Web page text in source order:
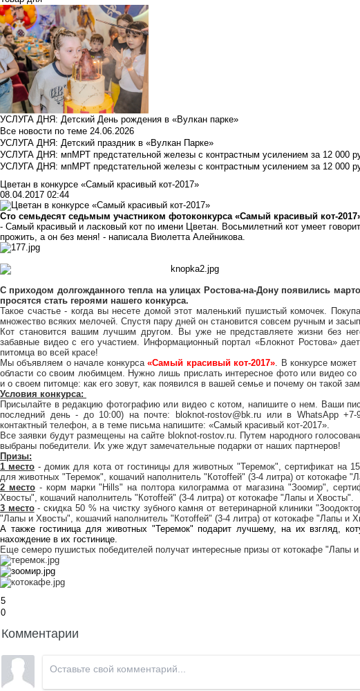
УСЛУГА ДНЯ: Детский День рождения в «Вулкан парке»
Все новости по теме 24.06.2026
УСЛУГА ДНЯ: Детский праздник в «Вулкан Парке»
УСЛУГА ДНЯ: мпМРТ предстательной железы с контрастным усилением за 12 000
УСЛУГА ДНЯ: мпМРТ предстательной железы с контрастным усилением за 12 000
Цветан в конкурсе «Самый красивый кот-2017»
08.04.2017 02:44
Сто семьдесят седьмым участником фотоконкурса «Самый красивый кот-
- Самый красивый и ласковый кот по имени Цветан. Восьмилетний кот умеет
прожить, а он без меня! - написала Виолетта Алейникова.
С приходом долгожданного тепла на улицах Ростова-на-Дону появились
просятся стать героями нашего конкурса.
Такое счастье - когда вы несете домой этот маленький пушистый комочек.
множество всяких мелочей. Спустя пару дней он становится совсем ручным и
Кот становится вашим лучшим другом. Вы уже не представляете жизни без
забавные видео с его участием. Информационный портал «Блокнот Ростова»
питомца во всей красе!
Мы объявляем о начале конкурса«Самый красивый кот-2017». В конкурсе может
области со своим любимцем. Нужно лишь прислать интересное фото или видео
и о своем питомце: как его зовут, как появился в вашей семье и почему он такой
Условия конкурса:
Присылайте в редакцию фотографию или видео с котом, напишите о нем. Ваши
последний день - до 10:00) на почте:
bloknot-rostov@bk.ruили в WhatsApp +7-
контактный телефон, а в теме письма напишите: «Самый красивый кот-2017».
Все заявки будут размещены на сайте bloknot-rostov.ru. Путем народного
выбраны победители. Их уже ждут замечательные подарки от наших партнеров!
Призы:
1 место - домик для кота от гостиницы для животных "Теремок", сертификат на
для животных "Теремок", кошачий наполнитель "Котоffей" (3-4 литра) от котокафе
2 место- корм марки "Hills" на полтора килограмма от магазина "Зоомир",
Хвосты", кошачий наполнитель "Котоffей" (3-4 литра) от котокафе "Лапы и Хвосты".
3 место- скидка 50 % на чистку зубного камня от ветеринарнойклиники
"Лапы и Хвосты", кошачий наполнитель "Котоffей" (3-4 литра) от котокафе "Лапы и
А такжегостиница для животных "Теремок" подарит лучшему, на их взгляд,
нахождение в их гостинице.
Еще семеро пушистых победителей получат интересные призы от котокафе "Лапы
5
0
Комментарии